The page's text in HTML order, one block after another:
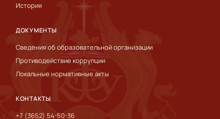
История
ДОКУМЕНТЫ
Сведения об образовательной организации
Противодействие коррупции
Локальные нормативные акты
КОНТАКТЫ
+7 (3652) 54-50-36